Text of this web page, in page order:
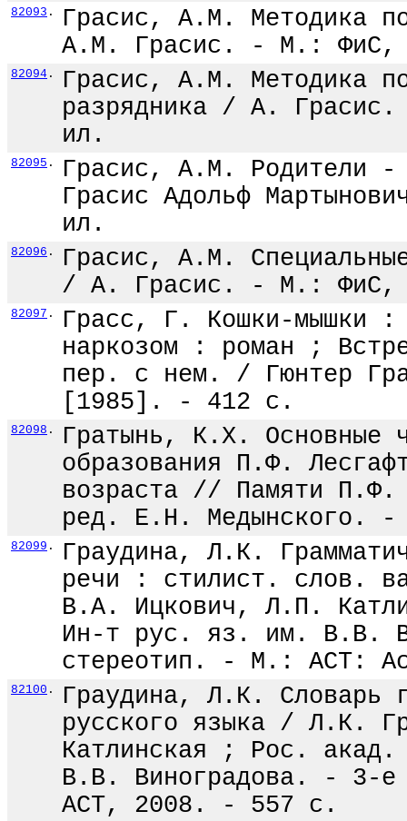
82093 .
Грасис, А.М. Методика
А.М. Грасис. - М.:
82094 .
Грасис, А.М. Методика
разрядника / А.
ил.
82095 .
Грасис, А.М. Родители -
Грасис Адольф
ил.
82096 .
Грасис, А.М.
/ А. Грасис. - М.: ФиС,
82097 .
Грасс, Г. Кошки-мышки :
наркозом : роман ;
пер. с нем. / Гюнтер
[1985]. - 412 с.
82098 .
Гратынь, К.Х. Основные
образования П.Ф.
возраста // Памяти
ред. Е.Н.
82099 .
Граудина, Л.К.
речи : стилист. слов.
В.А. Ицкович, Л.П.
Ин-т рус. яз. им. В.В.
стереотип. - М.: АСТ:
82100 .
Граудина, Л.К. Словарь
русского языка / Л.К.
Катлинская ; Рос.
В.В. Виноградова. - 3-
АСТ, 2008. - 557 с.